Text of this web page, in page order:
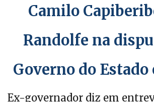
Camilo
Randolfe na
Governo do Estado
Ex-governador diz em